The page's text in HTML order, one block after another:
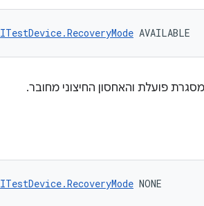
ITestDevice.RecoveryMode AVAILABLE
פועלת והאחסון החיצוני מחובר.
ITestDevice.RecoveryMode NONE